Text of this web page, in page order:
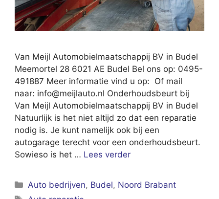
Van Meijl Automobielmaatschappij BV in Budel
Meemortel 28 6021 AE Budel Bel ons op: 0495-
491887 Meer informatie vind u op: Of mail
naar: info@meijlauto.nl Onderhoudsbeurt bij
Van Meijl Automobielmaatschappij BV in Budel
Natuurlijk is het niet altijd zo dat een reparatie
nodig is. Je kunt namelijk ook bij een
autogarage terecht voor een onderhoudsbeurt.
Sowieso is het … Lees verder
Categorieën
Auto bedrijven, Budel, Noord Brabant